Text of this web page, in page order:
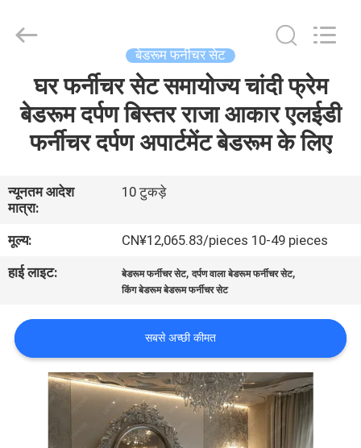
उत्पाद
वीडियो
वीआर
दिखाएँ
हमारे
बारे
फैक्टरी
Furniture
Reserved.
बेडरूम फर्नीचर सेट
घर फर्नीचर सेट समायोज्य चांदी फ्रेम
बेडरूम दर्पण बिस्तर राजा आकार एलईडी
फर्नीचर दर्पण अपार्टमेंट बेडरूम के लिए
न्यूनतम आदेश
मात्रा:
10 टुकड़े
मूल्य:
CN¥12,065.83/pieces 10-49 pieces
हाई लाइट:
बेडरूम फर्नीचर सेट,दर्पण वाला बेडरूम फर्नीचर सेट,
किंग बेडरूम बेडरूम फर्नीचर सेट
सबसे अच्छी कीमत